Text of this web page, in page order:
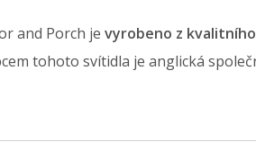
and Porch je vyrobeno z
tohoto svítidla je anglická